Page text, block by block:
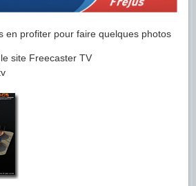
en profiter pour faire quelques photos
site Freecaster TV